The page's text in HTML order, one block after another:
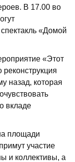
В 17.00 во
«Домой
«Этот
назад, которая
вкладе
площади
участие
и коллективы, а